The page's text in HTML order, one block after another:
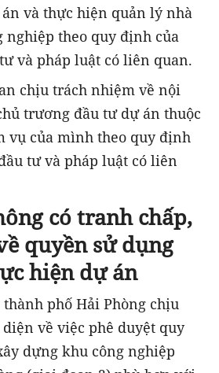
và thực hiện quản lý nhà
nghiệp theo quy định của
và pháp luật có liên quan.
chịu trách nhiệm về nội
trương đầu tư dự án thuộc
vụ của mình theo quy định
tư và pháp luật có liên
có tranh chấp,
quyền sử dụng
hiện dự án
phố Hải Phòng chịu
về việc phê duyệt quy
dựng khu công nghiệp